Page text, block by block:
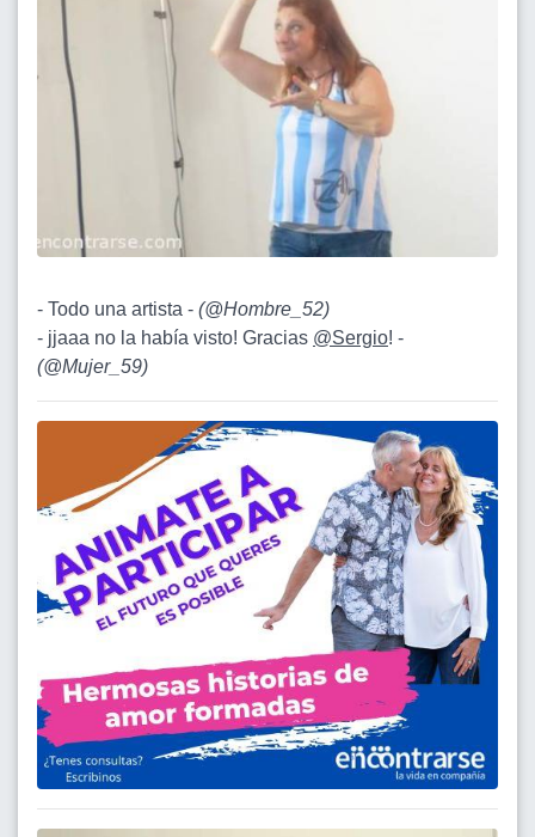
- Todo una artista - (@Hombre_52)
- jjaaa no la había visto! Gracias @Sergio! -
(@Mujer_59)